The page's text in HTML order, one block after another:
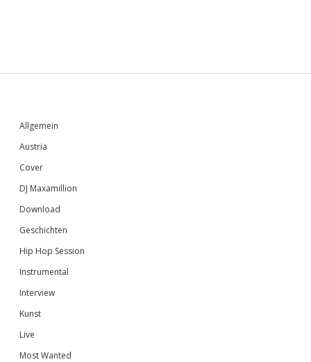
Sidebar
Allgemein
Austria
Cover
DJ Maxamillion
Download
Geschichten
Hip Hop Session
Instrumental
Interview
Kunst
Live
Most Wanted